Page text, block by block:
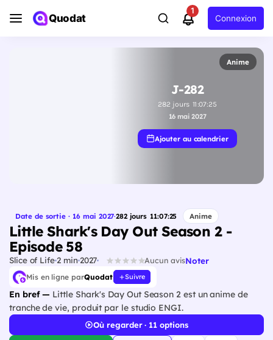
Quodat
1
Connexion
Anime
J-282
282 jours 11 :07:24
16 mai 2027
Ajouter au calendrier
Date de sortie · 16 mai 2027·282jours 11:07:24 Anime
Little Shark's Day Out Season 2 -
Episode 58
Slice of Life 2 min 2027 Aucun avisNoter
Mis en ligne parQuodat Suivre
En bref — Little Shark's Day Out Season 2 est un anime de
tranche de vie, produit par le studio ENGI.
Où regarder · 11 options